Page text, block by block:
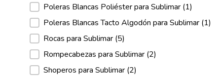
Poleras Blancas Poliéster para Sublimar (1)
Poleras Blancas Tacto Algodón para Sublimar (1)
Rocas para Sublimar (5)
Rompecabezas para Sublimar (2)
Shoperos para Sublimar (2)